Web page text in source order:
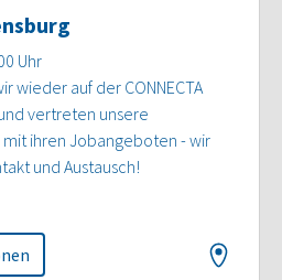
Uhr
wieder auf der CONNECTA
vertreten unsere
ihren Jobangeboten - wir
und Austausch!